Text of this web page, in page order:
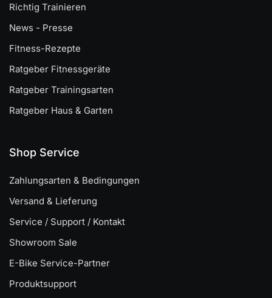
Richtig Trainieren
News - Presse
Fitness-Rezepte
Ratgeber Fitnessgeräte
Ratgeber Trainingsarten
Ratgeber Haus & Garten
Shop Service
Zahlungsarten & Bedingungen
Versand & Lieferung
Service / Support / Kontakt
Showroom Sale
E-Bike Service-Partner
Produktsupport